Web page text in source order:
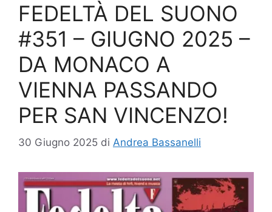
FEDELTÀ DEL SUONO
#351 – GIUGNO 2025 –
DA MONACO A
VIENNA PASSANDO
PER SAN VINCENZO!
30 Giugno 2025 di Andrea Bassanelli